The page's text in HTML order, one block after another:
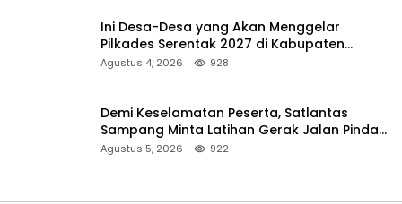
Ini Desa-Desa yang Akan Menggelar
Pilkades Serentak 2027 di Kabupaten
Sumenep
Agustus 4, 2026 928
Demi Keselamatan Peserta, Satlantas
Sampang Minta Latihan Gerak Jalan Pindah
ke Lokasi Aman
Agustus 5, 2026 922